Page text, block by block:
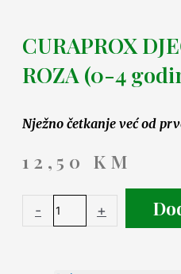
CURAPROX
ROZA (0-4
Nježno četkanje već od
12,50 KM
- +